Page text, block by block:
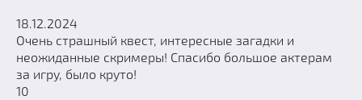
18.12.2024
Очень страшный квест, интересные загадки и
неожиданные скримеры! Спасибо большое актерам
за игру, было круто!
10